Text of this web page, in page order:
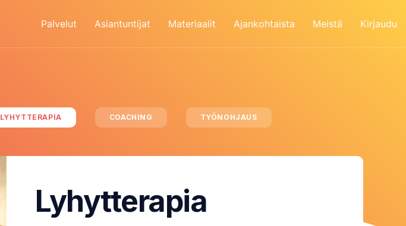
Palvelut Asiantuntijat Materiaalit Ajankohtaista Meistä Kirjaudu
LYHYTTERAPIA COACHING TYÖNOHJAUS
Lyhytterapia